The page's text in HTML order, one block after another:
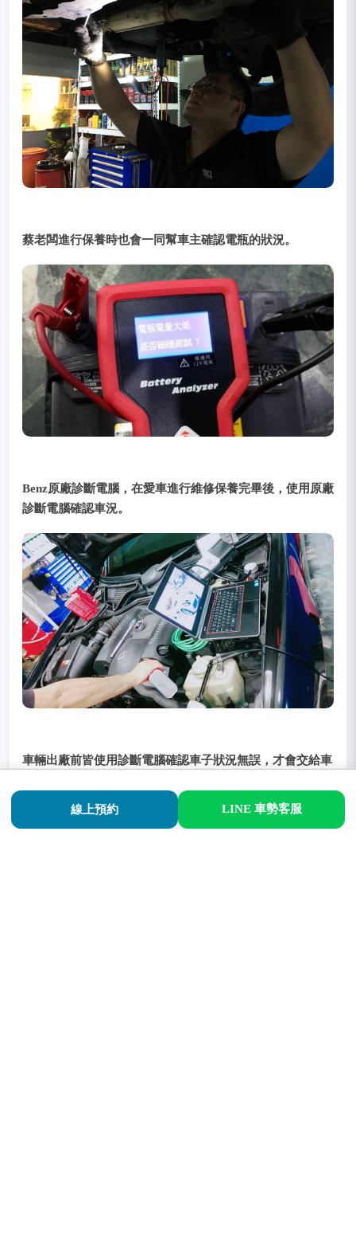
蔡老闆進行保養時也會一同幫車主確認電瓶的狀況。
Benz原廠診斷電腦，在愛車進行維修保養完畢後，使用原廠
診斷電腦確認車況。
車輛出廠前皆使用診斷電腦確認車子狀況無誤，才會交給車
線上預約 LINE 車勢客服